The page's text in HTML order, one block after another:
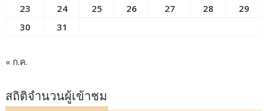
23
24 25 26 27 28
29
30
31
« ก.ค.
สถิติจำนวนผู้เข้าชม